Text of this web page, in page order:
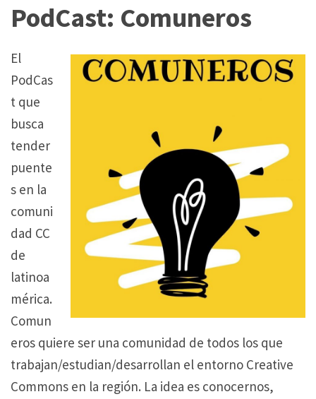
PodCast: Comuneros
El
PodCas
t que
busca
tender
puente
s en la
comuni
dad CC
de
latinoa
mérica.
Comun
eros quiere ser una comunidad de todos los que
trabajan/estudian/desarrollan el entorno Creative
Commons en la región. La idea es conocernos,